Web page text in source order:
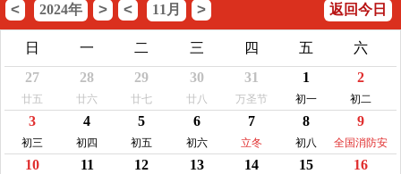
< 2024年 > < 11月 > 返回今日
日 一 二 三 四 五
六
27
廿五
28
廿六
29
廿七
30
廿八
31
万圣节
1
初一
2
初二
3
初三
4
初四
5
初五
6
初六
7
立冬
8
初八
9
全国消防安
全宣传教育
10 11 12 13 14 15 16